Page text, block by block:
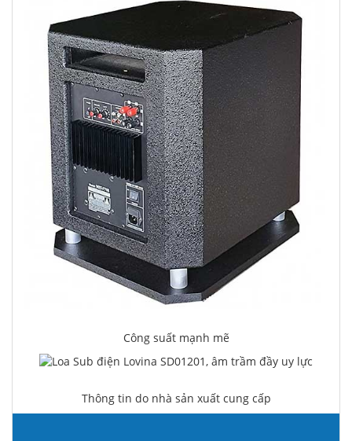
Công suất mạnh mẽ
Thông tin do nhà sản xuất cung cấp